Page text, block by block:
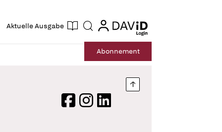
Aktuelle Ausgabe Suche login
login
Abonnement
Nach oben springen
FacebookInstagram
LinkedIn